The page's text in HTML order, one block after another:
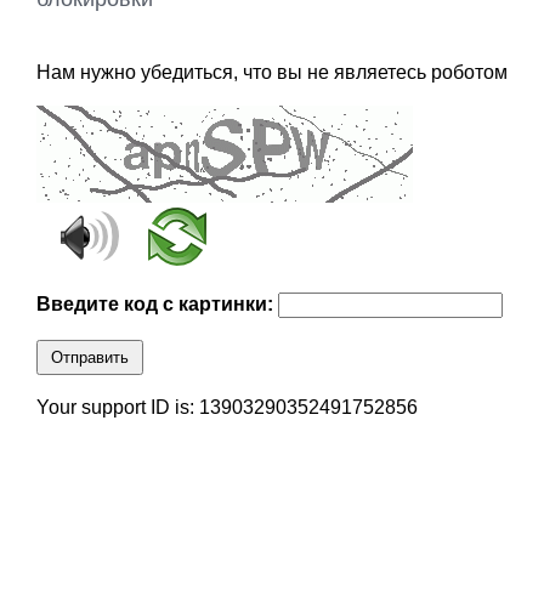
Нам нужно убедиться, что вы не являетесь роботом
Введите код с картинки:
Отправить
Your support ID is: 13903290352491752856